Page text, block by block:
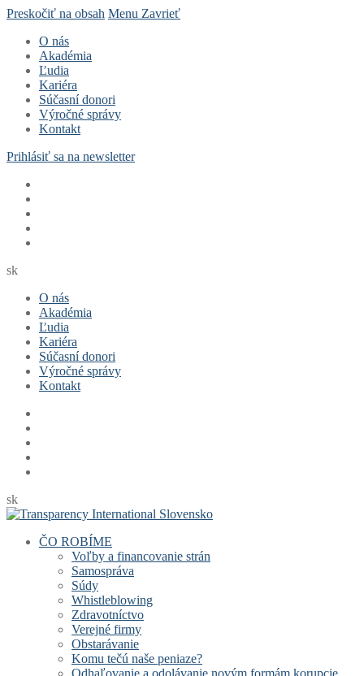
Preskočiť na obsah Menu Zavrieť
O nás
Akadémia
Ľudia
Kariéra
Súčasní donori
Výročné správy
Kontakt
Prihlásiť sa na newsletter
sk
O nás
Akadémia
Ľudia
Kariéra
Súčasní donori
Výročné správy
Kontakt
sk
ČO ROBÍME
Voľby a financovanie strán
Samospráva
Súdy
Whistleblowing
Zdravotníctvo
Verejné firmy
Obstarávanie
Komu tečú naše peniaze?
Odhaľovanie a odolávanie novým formám korupcie